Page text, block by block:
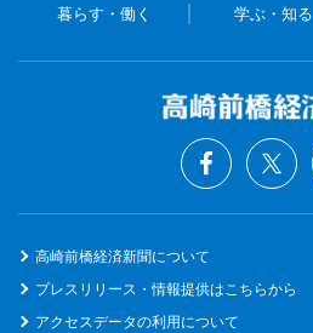
暮らす・働く 学ぶ・知る
高崎前橋経済新聞について
プレスリリース・情報提供はこちらから
アクセスデータの利用について